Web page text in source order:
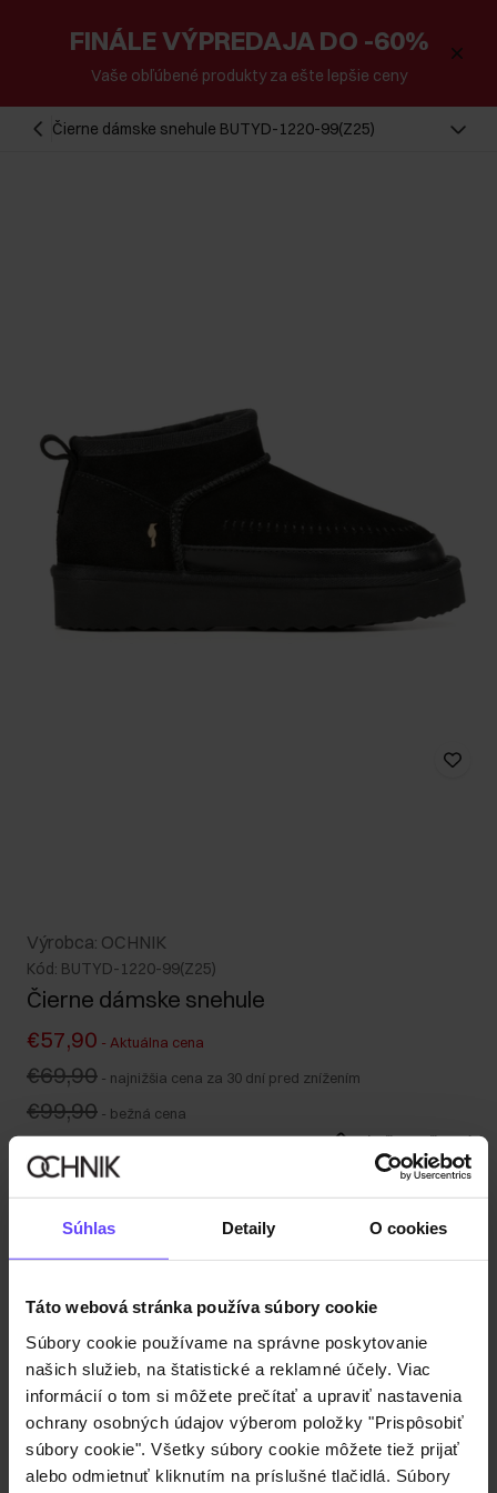
Súhlas Detaily O cookies
Táto webová stránka používa súbory cookie
Súbory cookie používame na správne poskytovanie
našich služieb, na štatistické a reklamné účely. Viac
informácií o tom si môžete prečítať a upraviť nastavenia
ochrany osobných údajov výberom položky "Prispôsobiť
súbory cookie". Všetky súbory cookie môžete tiež prijať
alebo odmietnuť kliknutím na príslušné tlačidlá. Súbory
FINÁLE VÝPREDAJA DO -60%
Vaše obľúbené produkty za ešte lepšie ceny
Čierne dámske snehule BUTYD-1220-99(Z25)
Výrobca: OCHNIK
Kód: BUTYD-1220-99(Z25)
Čierne dámske snehule
€57,90 - Aktuálna cena
€69,90 - najnižšia cena za 30 dní pred znížením
€99,90 - bežná cena
Tabuľka veľkostí
Vyberte veľkosť
Odoslanie do 1 pracovného dňa
Popis produktu
Detaily
Zloženie
Recenzie